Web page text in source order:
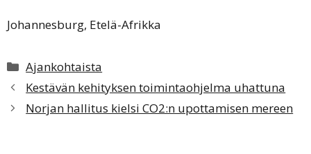
Johannesburg, Etelä-Afrikka
Kategoriat
Ajankohtaista
Kestävän kehityksen toimintaohjelma uhattuna
Norjan hallitus kielsi CO2:n upottamisen mereen